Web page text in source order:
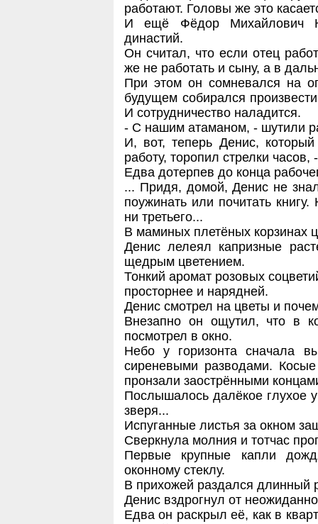
работают. Головы же это
И ещё Фёдор Михайлович
династий.
Он считал, что если отец
же не работать и сыну, а в
При этом он сомневался на
будущем собирался
И сотрудничество наладится.
- С нашим атаманом, - шутили
И, вот, теперь Денис,
работу, торопил стрелки часов,
Едва дотерпев до конца
... Придя, домой, Денис не
поужинать или почитать
ни третьего...
В маминых плетёных корзинах
Денис лелеял капризные
щедрым цветением.
Тонкий аромат розовых
просторнее и нарядней.
Денис смотрел на цветы и
Внезапно он ощутил, что в
посмотрел в окно.
Небо у горизонта сначала
сиреневыми разводами.
пронзали заострёнными
Послышалось далёкое глухое
зверя...
Испуганные листья за окном
Сверкнула молния и тотчас
Первые крупные капли
оконному стеклу.
В прихожей раздался длинный
Денис вздрогнул от
Едва он раскрыл её, как в